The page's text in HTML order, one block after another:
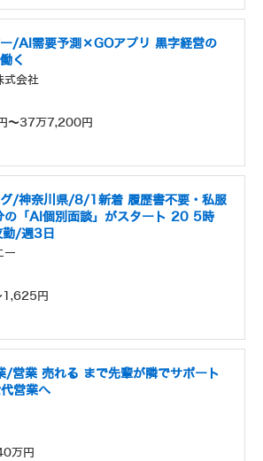
/AI需要予測×GOアプリ 黒字経営の
く
式会社
～37万7,200円
グ/神奈川県/8/1新着 履歴書不要・私服
「AI個別面談」がスタート 20 5時
/週3日
ー
1,625円
/営業 売れる まで先輩が隣でサポート
営業へ
万円